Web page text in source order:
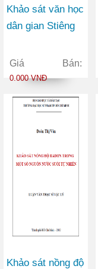
Khảo sát văn học
dân gian Stiêng
Giá Bán:
0.000 VNĐ
Khảo sát nồng độ